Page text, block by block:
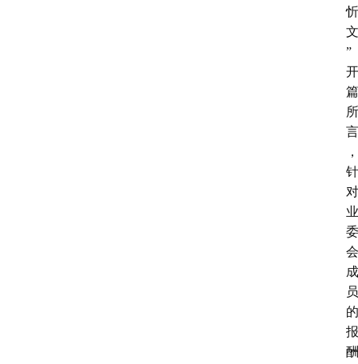
忻
文
”
开
篇
所
言
，
针
对
业
委
会
成
员
的
报
酬